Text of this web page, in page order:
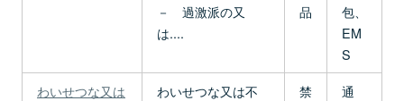
－ 過激派の又
は....
品
包、
EM
S
わいせつな又は
わいせつな又は不
禁
通